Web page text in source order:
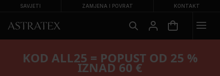
SAVJETI ZAMJENA I POVRAT KONTAKT
KOD ALL25 = POPUST OD 25 %
IZNAD 60 €